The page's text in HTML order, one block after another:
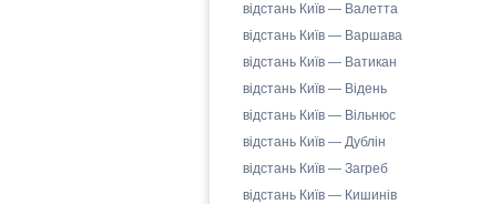
відстань Київ — Валетта
відстань Київ — Варшава
відстань Київ — Ватикан
відстань Київ — Відень
відстань Київ — Вільнюс
відстань Київ — Дублін
відстань Київ — Загреб
відстань Київ — Кишинів